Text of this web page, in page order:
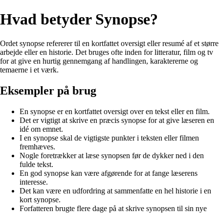
Hvad betyder Synopse?
Ordet synopse refererer til en kortfattet oversigt eller resumé af et større
arbejde eller en historie. Det bruges ofte inden for litteratur, film og tv
for at give en hurtig gennemgang af handlingen, karaktererne og
temaerne i et værk.
Eksempler på brug
En synopse er en kortfattet oversigt over en tekst eller en film.
Det er vigtigt at skrive en præcis synopse for at give læseren en
idé om emnet.
I en synopse skal de vigtigste punkter i teksten eller filmen
fremhæves.
Nogle foretrækker at læse synopsen før de dykker ned i den
fulde tekst.
En god synopse kan være afgørende for at fange læserens
interesse.
Det kan være en udfordring at sammenfatte en hel historie i en
kort synopse.
Forfatteren brugte flere dage på at skrive synopsen til sin nye